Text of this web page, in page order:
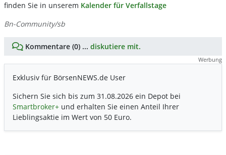
finden Sie in unserem Kalender für Verfallstage
Bn-Community/sb
Kommentare (0) ... diskutiere mit.
Werbung
Exklusiv für BörsenNEWS.de User
Sichern Sie sich bis zum 31.08.2026 ein Depot bei
Smartbroker+ und erhalten Sie einen Anteil Ihrer
Lieblingsaktie im Wert von 50 Euro.